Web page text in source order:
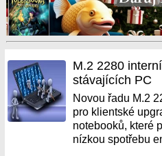
M.2 2280
stávajících PC
Novou řadu M.2
pro klientské
notebooků, které
nízkou spotřebu